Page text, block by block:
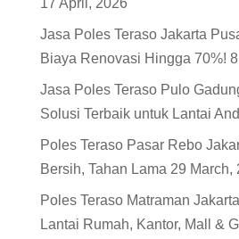
17 April, 2026
Jasa Poles Teraso Jakarta
Biaya Renovasi Hingga 70%!
Jasa Poles Teraso Pulo
Solusi Terbaik untuk Lantai
Poles Teraso Pasar Rebo
Bersih, Tahan Lama 29 March,
Poles Teraso Matraman
Lantai Rumah, Kantor, Mall &